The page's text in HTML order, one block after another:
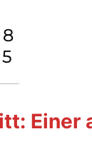
Einer